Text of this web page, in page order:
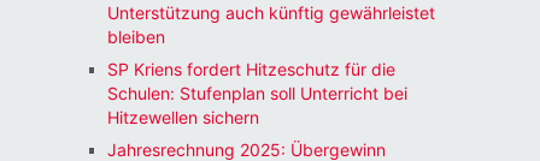
Unterstützung auch künftig gewährleistet
bleiben
SP Kriens fordert Hitzeschutz für die
Schulen: Stufenplan soll Unterricht bei
Hitzewellen sichern
Jahresrechnung 2025: Übergewinn